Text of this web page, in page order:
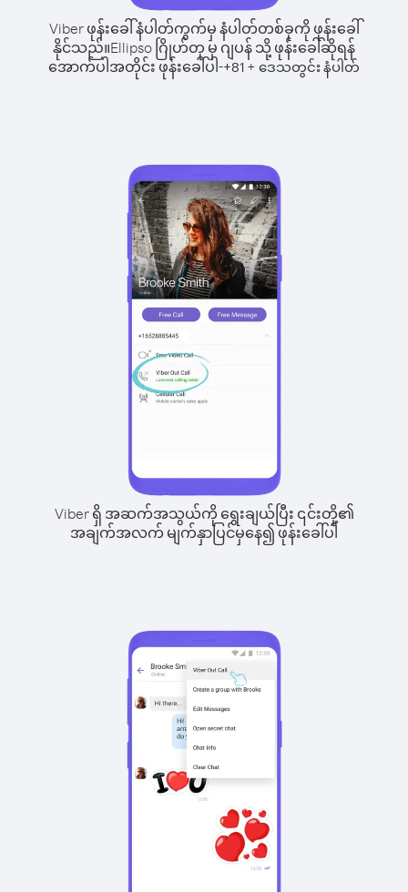
Viber ဖုန်းခေါ်နံပါတ်ကွက်မှ နံပါတ်တစ်ခုကို ဖုန်းခေါ်
နိုင်သည်။Ellipso ဂြိုဟ်တု မှ ဂျပန် သို့ ဖုန်းခေါ်ဆိုရန်
အောက်ပါအတိုင်း ဖုန်းခေါ်ပါ-+81 + ဒေသတွင်း နံပါတ်
Viber ရှိ အဆက်အသွယ်ကို ရွေးချယ်ပြီး ၎င်းတို့၏
အချက်အလက် မျက်နှာပြင်မှနေ၍ ဖုန်းခေါ်ပါ